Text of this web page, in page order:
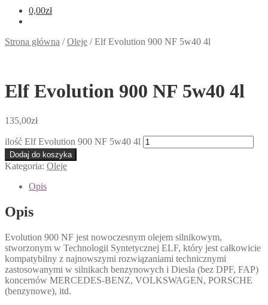
0,00zł
Strona główna /Oleje /Elf Evolution 900 NF 5w40 4l
Elf Evolution 900 NF 5w40 4l
135,00zł
ilość Elf Evolution 900 NF 5w40 4l
Dodaj do koszyka
Kategoria: Oleje
Opis
Opis
Evolution 900 NF jest nowoczesnym olejem silnikowym,
stworzonym w Technologii Syntetycznej ELF, który jest całkowicie
kompatybilny z najnowszymi rozwiązaniami technicznymi
zastosowanymi w silnikach benzynowych i Diesla (bez DPF, FAP)
koncernów MERCEDES-BENZ, VOLKSWAGEN, PORSCHE
(benzynowe), itd.